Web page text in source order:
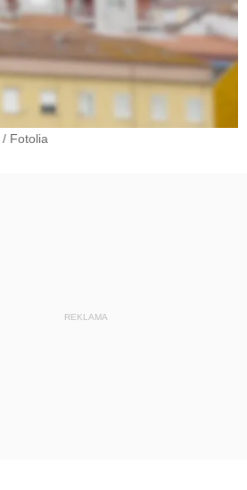
/ Fotolia